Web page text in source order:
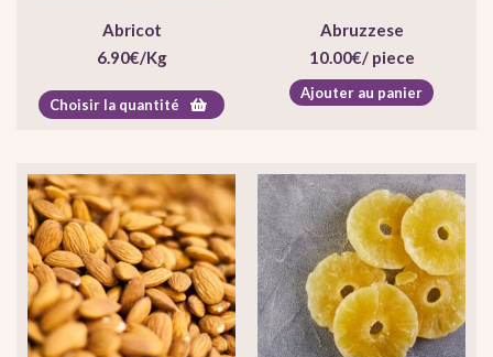
Abricot
6.90€/Kg
Choisir la quantité
Abruzzese
10.00€/ piece
Ajouter au panier